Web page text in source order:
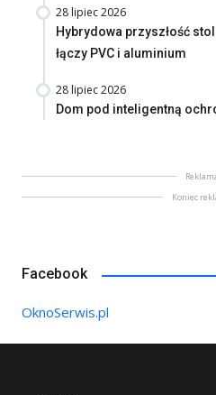
28 lipiec 2026
Hybrydowa przyszłość
łączy PVC i aluminium
28 lipiec 2026
Dom pod inteligentną
Koniec
Facebook
OknoSerwis.pl